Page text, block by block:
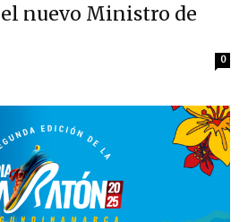
nuevo Ministro de
0